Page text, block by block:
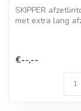
SKIPPER
met extra lang
€--,--